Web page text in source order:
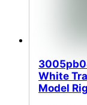
White
Model